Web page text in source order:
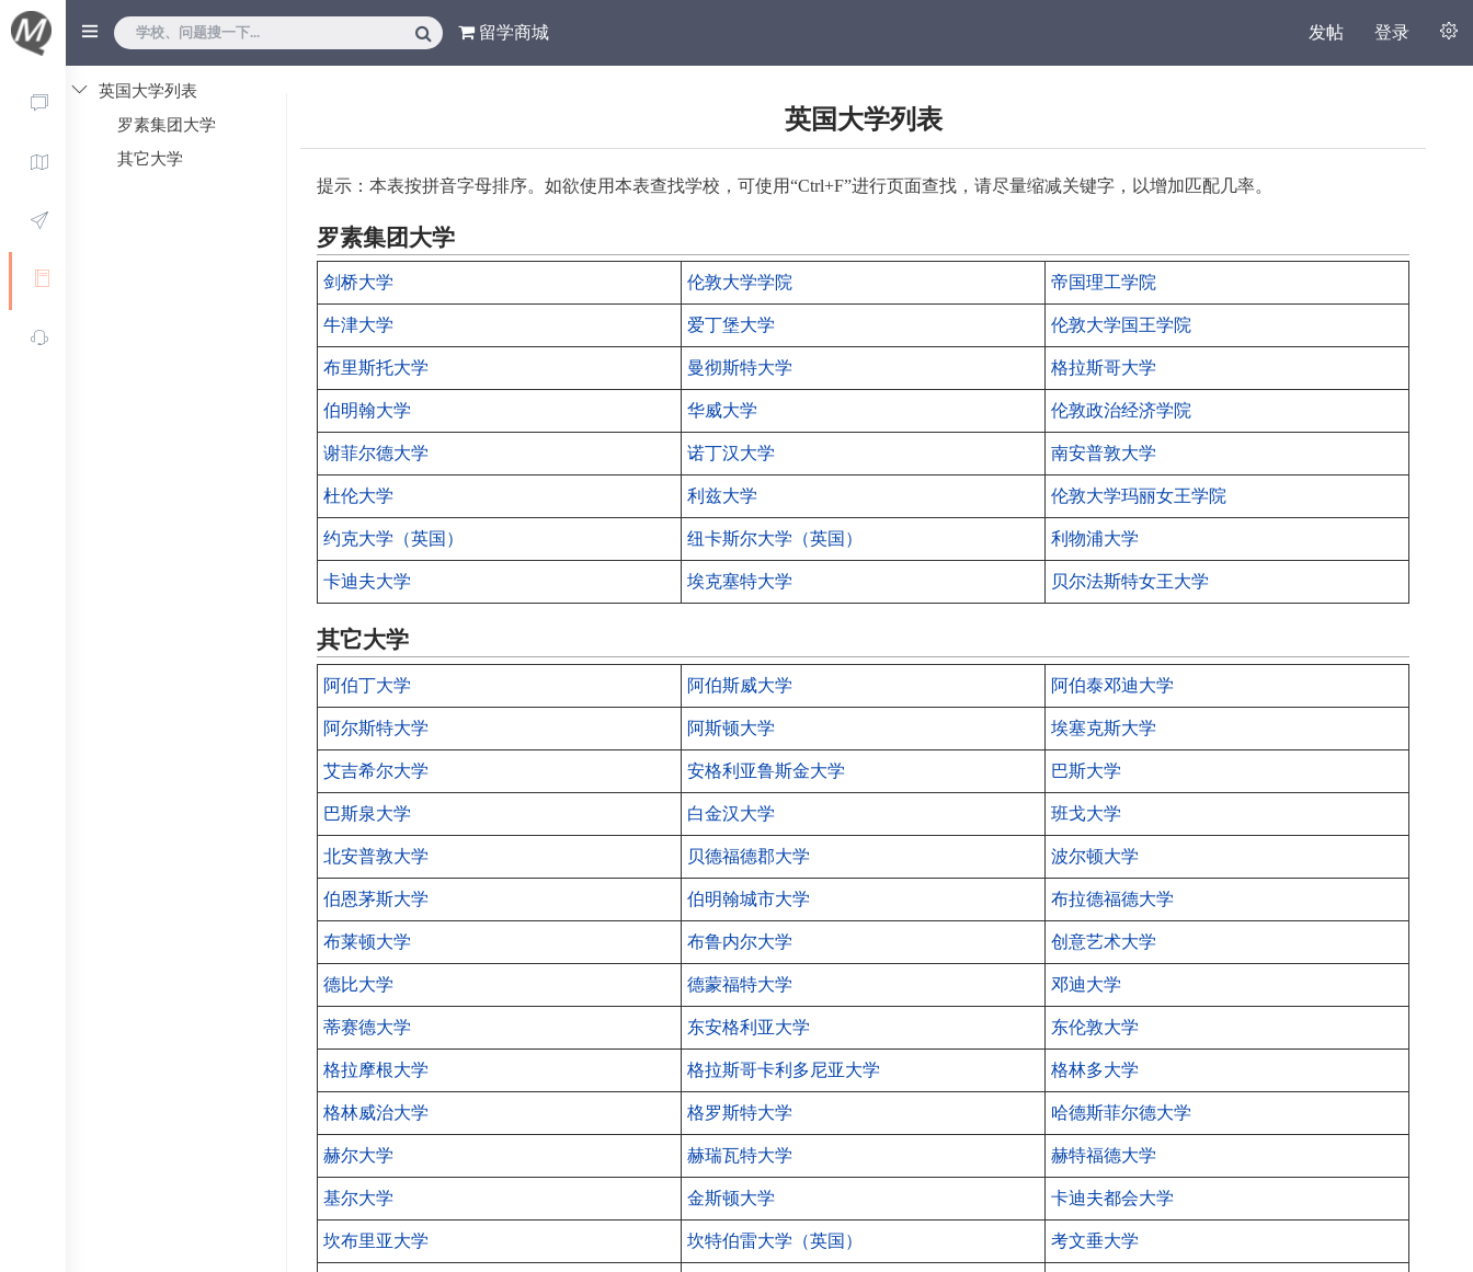
留学商城 发帖 登录
英国大学列表
罗素集团大学
其它大学
英国大学列表
提示：本表按拼音字母排序。如欲使用本表查找学校，可使用“Ctrl+F”进行页面查找，请尽量缩减关键字，以增加匹配几率。
罗素集团大学
剑桥大学 伦敦大学学院 帝国理工学院
牛津大学 爱丁堡大学 伦敦大学国王学院
布里斯托大学 曼彻斯特大学 格拉斯哥大学
伯明翰大学 华威大学 伦敦政治经济学院
谢菲尔德大学 诺丁汉大学 南安普敦大学
杜伦大学 利兹大学 伦敦大学玛丽女王学院
约克大学（英国） 纽卡斯尔大学（英国） 利物浦大学
卡迪夫大学 埃克塞特大学 贝尔法斯特女王大学
其它大学
阿伯丁大学 阿伯斯威大学 阿伯泰邓迪大学
阿尔斯特大学 阿斯顿大学 埃塞克斯大学
艾吉希尔大学 安格利亚鲁斯金大学 巴斯大学
巴斯泉大学 白金汉大学 班戈大学
北安普敦大学 贝德福德郡大学 波尔顿大学
伯恩茅斯大学 伯明翰城市大学 布拉德福德大学
布莱顿大学 布鲁内尔大学 创意艺术大学
德比大学 德蒙福特大学 邓迪大学
蒂赛德大学 东安格利亚大学 东伦敦大学
格拉摩根大学 格拉斯哥卡利多尼亚大学 格林多大学
格林威治大学 格罗斯特大学 哈德斯菲尔德大学
赫尔大学 赫瑞瓦特大学 赫特福德大学
基尔大学 金斯顿大学 卡迪夫都会大学
坎布里亚大学 坎特伯雷大学（英国） 考文垂大学